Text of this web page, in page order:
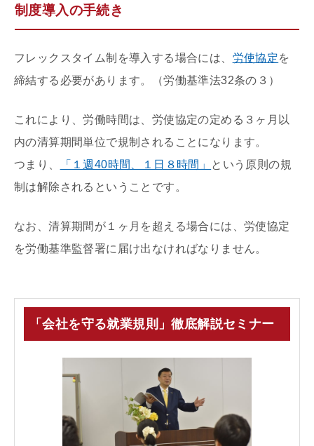
制度導入の手続き
フレックスタイム制を導入する場合には、 労使協定を
締結する必要があります。（労働基準法32条の３）
これにより、労働時間は、労使協定の定める３ヶ月以
内の清算期間単位で規制されることになります。
つまり、
「１週40時間、１日８時間」
という原則の規
制は解除されるということです。
なお、清算期間が１ヶ月を超える場合には、労使協定
を労働基準監督署に届け出なければなりません。
「会社を守る就業規則」徹底解説セミナー